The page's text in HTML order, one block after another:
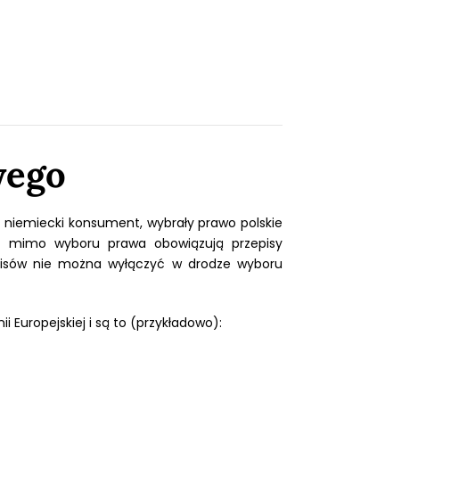
konsument, wybrały prawo polskie
wyboru prawa obowiązują przepisy
nie można wyłączyć w drodze wyboru
Europejskiej i są to (przykładowo):